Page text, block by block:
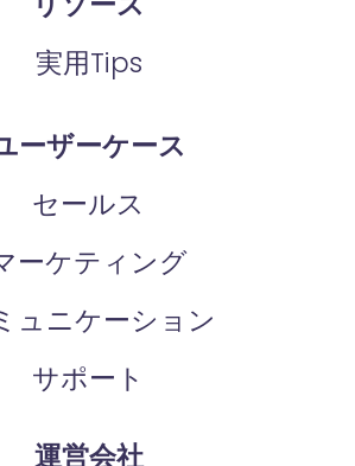
実用Tips
ーザーケース
セールス
ーケティング
ュニケーション
サポート
運営会社